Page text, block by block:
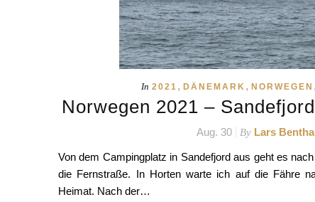
In 2021 ,DÄNEMARK ,NORWEGEN
Norwegen 2021 –
Aug. 30 By Lars
Von dem Campingplatz in Sandefjord aus geht es
die Fernstraße. In Horten warte ich auf die Fähre
Heimat. Nach der…